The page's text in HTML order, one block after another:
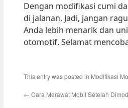
Dengan modifikasi cumi
di jalanan. Jadi, jangan
Anda lebih menarik dan
otomotif. Selamat
This entry was posted in Modifikasi
← Cara Merawat Mobil Setelah